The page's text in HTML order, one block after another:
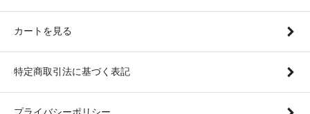
カートを見る
特定商取引法に基づく表記
プライバシーポリシー